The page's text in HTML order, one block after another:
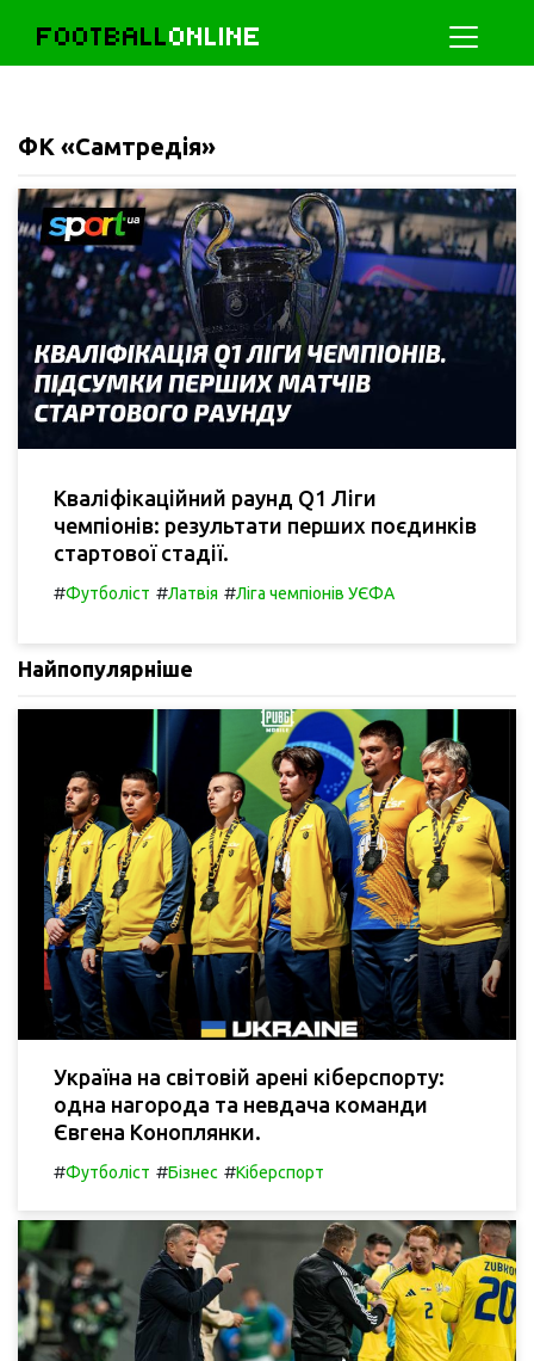
FOOTBALLONLINE
ФК «Самтредія»
Кваліфікаційний раунд Q1 Ліги
чемпіонів: результати перших поєдинків
стартової стадії.
#Футболіст #Латвія #Ліга чемпіонів УЄФА
Найпопулярніше
Україна на світовій арені кіберспорту:
одна нагорода та невдача команди
Євгена Коноплянки.
#Футболіст #Бізнес #Кіберспорт